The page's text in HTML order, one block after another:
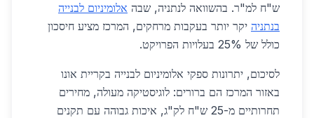
ש"ח למ"ר. בהשוואה לנתניה, שבה אלומיניום לבנייה
בנתניה יקר יותר בעקבות מרחקים, המרכז מציע חיסכון
כולל של 25% בעלויות הפרויקט.
לסיכום, יתרונות ספקי אלומיניום לבנייה בקריית אונו
באזור המרכז הם ברורים: לוגיסטיקה מעולה, מחירים
תחרותיים מ-25 ש"ח לק"ג, איכות גבוהה עם תקנים